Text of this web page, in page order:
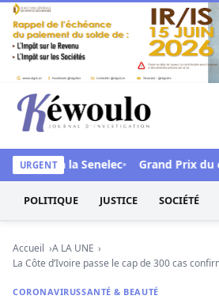
Aller au contenu
Kéwoulo, le premier site
URGENT
face à la Senelec Grand Prix du
POLITIQUE JUSTICE SOCIÉTÉ
Accueil
A LA UNE
La Côte d’Ivoire passe le cap de 300 cas
CORONAVIRUSSANTÉ & BEAUTÉ